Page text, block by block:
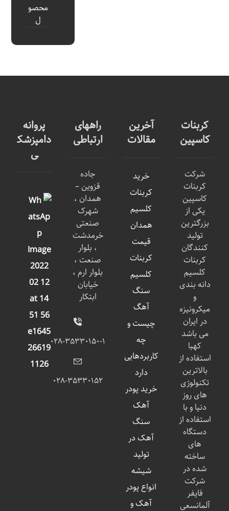
محصو
ل
کربنات
کاسپین
شرکت
کربنات
کاسپین
یکی از
بزرگترین
تولید
کنندگان
کربنات
کلسیم
دانه بندی
و
میکرونیزه
در ایران
می باشد
کهبا
استفاده از
بالاترین
تکنولوژی
های روز
دنیا و با
استفاده از
دستگاه
های
ساخته
شده در
شرکت
فایفر
آلمانسعی
آخرین
مقالات
خرید
کربنات
کلسیم
همدان
قیمت
کربنات
کلسیم
سنگ
آهگ
چیست و
چه
کاربردهایی
دارد
خرید پودر
آهک
سنگ
آهک در
تولید
شیشه
انواع پودر
آهک و
راههای
ارتباطی
جاده
قزوین –
همدان ،
شهرک
صنعتی
خرمدشت
، بلوار
صنعت ،
بلوار ارم ،
خیابان
ابتکار
۰۲۸-۳۵۳۳۰۱۵۰-۱
۰۲۸-۳۵۳۳۰۱۵۲
پروانه
دامپزشک
ی